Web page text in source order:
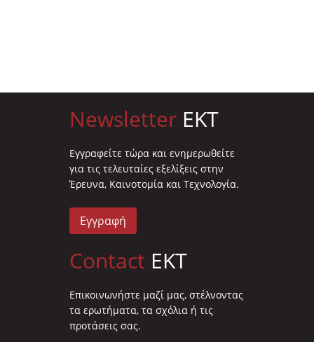
Newsletter EKT
Eγγραφείτε τώρα και ενημερωθείτε
για τις τελευταίες εξελίξεις στην
Έρευνα, Καινοτομία και Τεχνολογία.
Εγγραφή
Contact EKT
Επικοινωνήστε μαζί μας, στέλνοντας
τα ερωτήματα, τα σχόλια ή τις
προτάσεις σας.